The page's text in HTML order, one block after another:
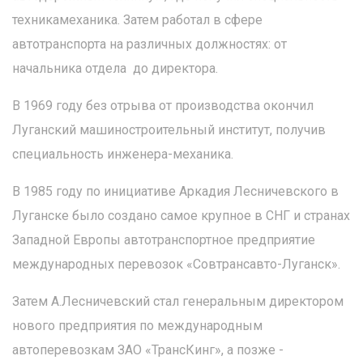
техника­механика. Затем работал в сфере
автотранспорта на различных должностях: от
начальника отдела до директора.
В 1969 году без отрыва от производства окончил
Луганский машиностроительный институт, получив
специальность инженера-­механика.
В 1985 году по инициативе Аркадия Лесничевского в
Луганске было создано самое крупное в СНГ и странах
Западной Европы автотранспортное предприятие
международных перевозок «Совтрансавто-Луганск».
Затем А.Лесничевский стал генеральным директором
нового предприятия по международным
автоперевозкам ЗАО «Транс­Кинг», а позже -